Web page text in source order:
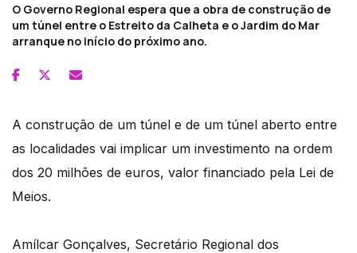
O Governo Regional espera que a obra de construção de
um túnel entre o Estreito da Calheta e o Jardim do Mar
arranque no início do próximo ano.
A construção de um túnel e de um túnel aberto entre
as localidades vai implicar um investimento na ordem
dos 20 milhões de euros, valor financiado pela Lei de
Meios.
Amílcar Gonçalves, Secretário Regional dos